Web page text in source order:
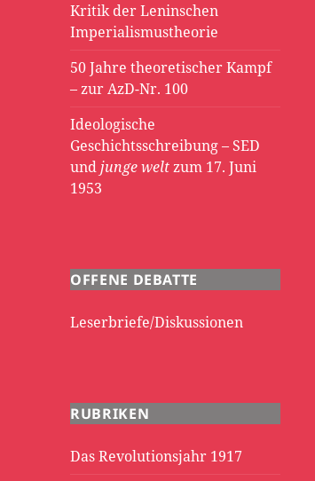
Kritik der Leninschen
Imperialismustheorie
50 Jahre theoretischer Kampf
– zur AzD-Nr. 100
Ideologische
Geschichtsschreibung – SED
undjunge weltzum 17. Juni
1953
OFFENE DEBATTE
Leserbriefe/Diskussionen
RUBRIKEN
Das Revolutionsjahr 1917